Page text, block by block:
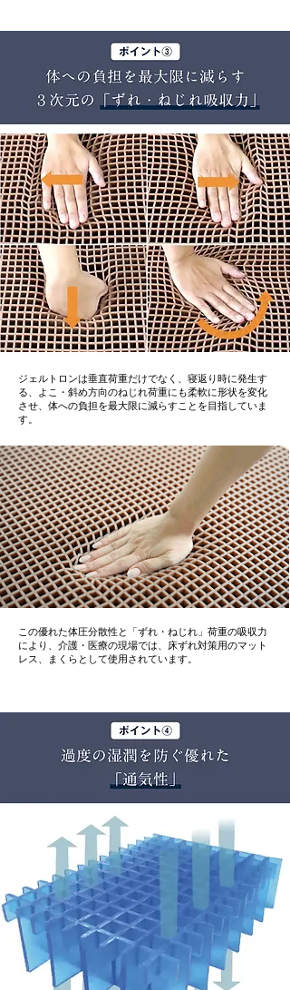
ジェルトロンは垂直荷重だけでなく、寝返り時に発生す
る、よこ・斜め方向のねじれ荷重にも柔軟に形状を変化
させ、体への負担を最大限に減らすことを目指していま
す。
この優れた体圧分散性と「ずれ・ねじれ」荷重の吸収力
により、介護・医療の現場では、床ずれ対策用のマット
レス、まくらとして使用されています。